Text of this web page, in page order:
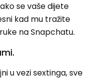
se vaše dijete
kad mu tražite
na Snapchatu.
u vezi sextinga, sve